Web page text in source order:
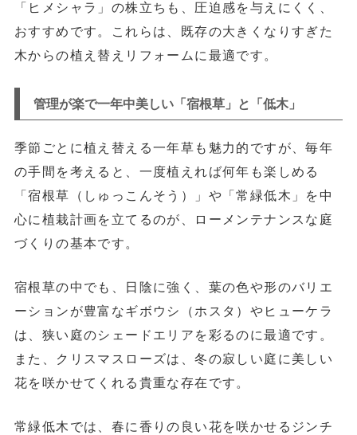
「ヒメシャラ」の株立ちも、圧迫感を与えにくく、
おすすめです。これらは、既存の大きくなりすぎた
木からの植え替えリフォームに最適です。
管理が楽で一年中美しい「宿根草」と「低木」
季節ごとに植え替える一年草も魅力的ですが、毎年
の手間を考えると、一度植えれば何年も楽しめる
「宿根草（しゅっこんそう）」 や 「常緑低木」を中
心に植栽計画を立てるのが、ローメンテナンスな庭
づくりの基本です。
宿根草の中でも、日陰に強く、葉の色や形のバリエ
ーションが豊富なギボウシ（ホスタ）やヒューケラ
は、狭い庭のシェードエリアを彩るのに最適です。
また、クリスマスローズは、冬の寂しい庭に美しい
花を咲かせてくれる貴重な存在です。
常緑低木では、春に香りの良い花を咲かせる ジンチ